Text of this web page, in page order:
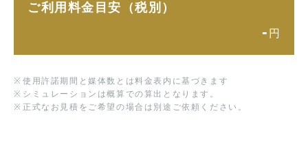
ご利用料金目安（税別）
- 円
※ 使用許諾期間と媒体数とは料金表内に基づきます
※ シミュレーションは概算での算出となります。
※ 正式なお見積をご希望の場合は別途ご依頼ください。